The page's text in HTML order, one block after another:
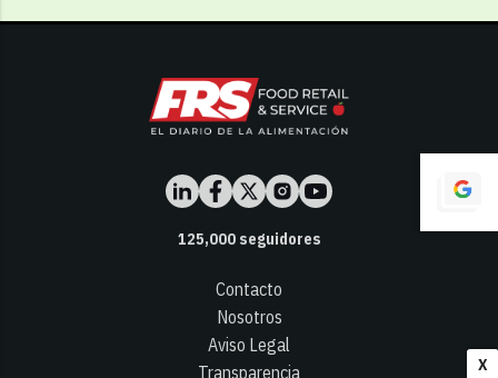
X
125,000seguidores
Contacto
Nosotros
Aviso Legal
Transparencia